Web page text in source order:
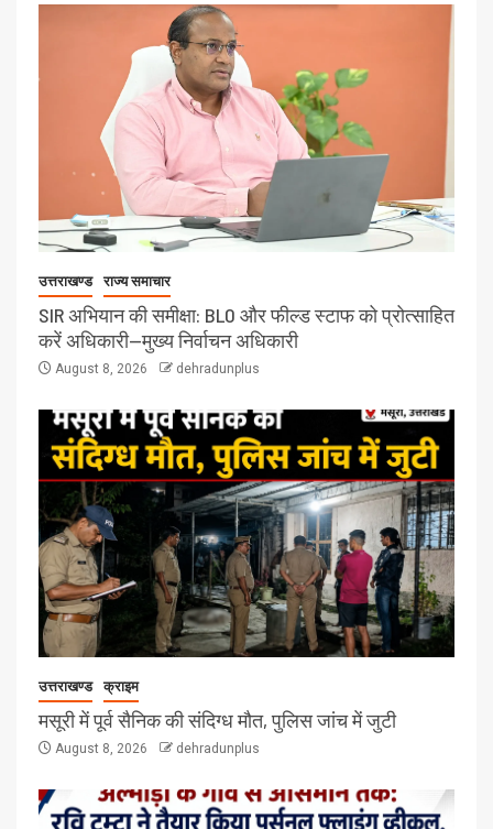
उत्तराखण्ड राज्य समाचार
SIR अभियान की समीक्षा: BLO और फील्ड स्टाफ को प्रोत्साहित
करें अधिकारी—मुख्य निर्वाचन अधिकारी
August 8, 2026 dehradunplus
उत्तराखण्ड क्राइम
मसूरी में पूर्व सैनिक की संदिग्ध मौत, पुलिस जांच में जुटी
August 8, 2026 dehradunplus